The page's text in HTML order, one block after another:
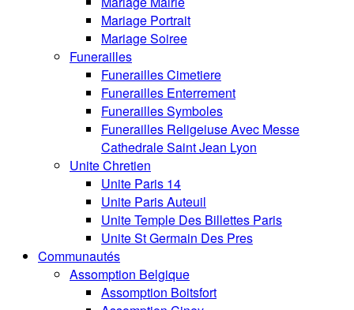
Mariage Portrait
Mariage Soiree
Funerailles
Funerailles Cimetiere
Funerailles Enterrement
Funerailles Symboles
Funerailles Religeiuse Avec Messe
Cathedrale Saint Jean Lyon
Unite Chretien
Unite Paris 14
Unite Paris Auteuil
Unite Temple Des Billettes Paris
Unite St Germain Des Pres
Communautés
Assomption Belgique
Assomption Boitsfort